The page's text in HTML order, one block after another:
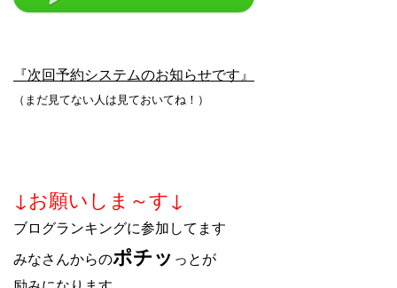
『次回予約システムのお知らせです』
（まだ見てない人は見ておいてね！）
↓お願いしま～す↓
ブログランキングに参加してます
みなさんからのポチッ っとが